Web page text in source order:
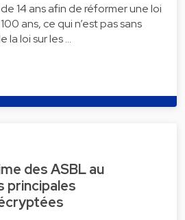
14 ans afin de réformer une loi
ans, ce qui n’est pas sans
la loi sur les …
des ASBL au
principales